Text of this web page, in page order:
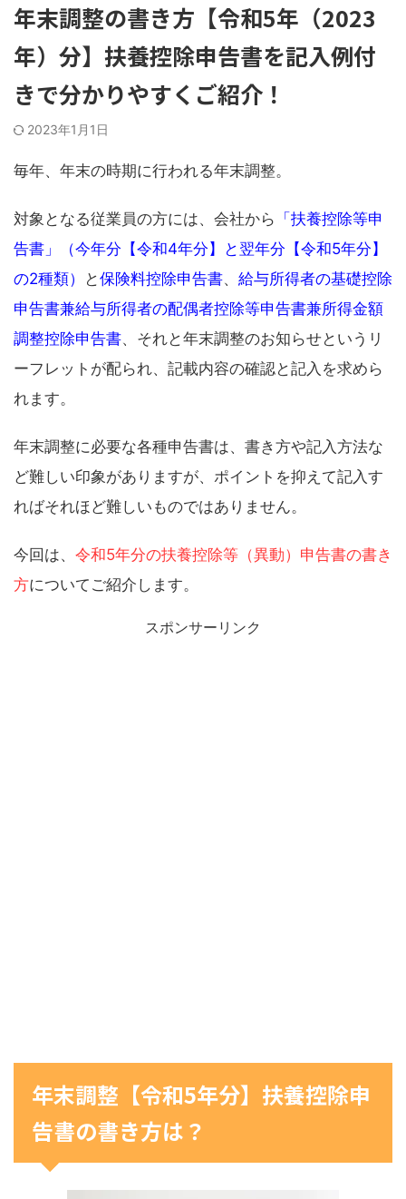
年末調整の書き方【令和5年（2023
年）分】扶養控除申告書を記入例付
きで分かりやすくご紹介！
2023年1月1日
毎年、年末の時期に行われる年末調整。
対象となる従業員の方には、会社から 「扶養控除等申
告書」（今年分【令和4年分】と翌年分【令和5年分】
の2種類）
と保険料控除申告書、 給与所得者の基礎控除
申告書兼給与所得者の配偶者控除等申告書兼所得金額
調整控除申告書、それと年末調整のお知らせというリ
ーフレットが配られ、記載内容の確認と記入を求めら
れます。
年末調整に必要な各種申告書は、書き方や記入方法な
ど難しい印象がありますが、ポイントを抑えて記入す
ればそれほど難しいものではありません。
今回は、 令和5年分の扶養控除等（異動）申告書の書き
方についてご紹介します。
スポンサーリンク
年末調整【令和5年分】扶養控除申
告書の書き方は？